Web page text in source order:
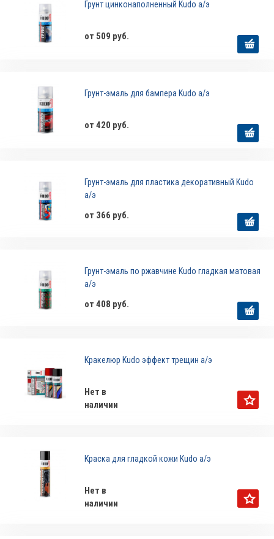
Грунт цинконаполненный Kudo а/э
от 509 руб.
Грунт-эмаль для бампера Kudo а/э
от 420 руб.
Грунт-эмаль для пластика декоративный Kudo
а/э
от 366 руб.
Грунт-эмаль по ржавчине Kudo гладкая матовая
а/э
от 408 руб.
Кракелюр Kudo эффект трещин а/э
Нет в
наличии
Краска для гладкой кожи Kudo а/э
Нет в
наличии